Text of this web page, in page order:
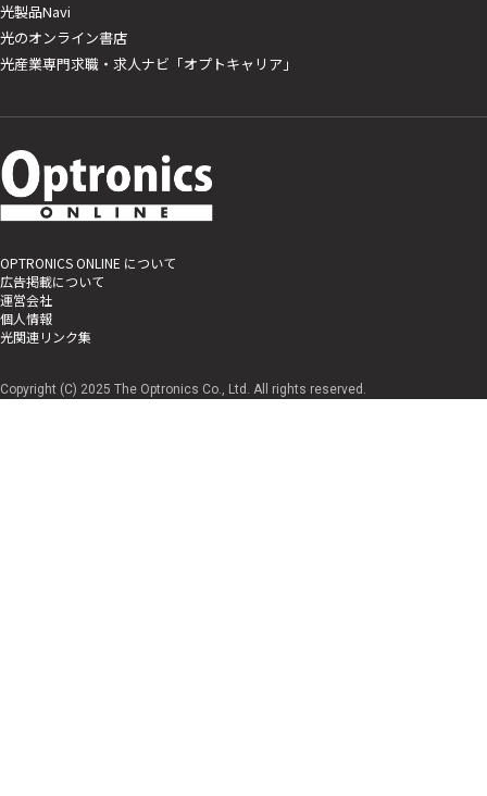
光製品Navi
光のオンライン書店
光産業専門求職・求人ナビ「オプトキャリア」
OPTRONICS ONLINE について
広告掲載について
運営会社
個人情報
光関連リンク集
Copyright (C) 2025 The Optronics Co., Ltd. All rights reserved.